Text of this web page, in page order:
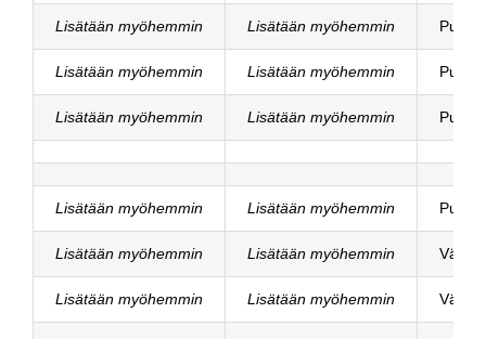
Lisätään myöhemmin Lisätään myöhemmin
Lisätään myöhemmin Lisätään myöhemmin
Lisätään myöhemmin Lisätään myöhemmin
Lisätään myöhemmin Lisätään myöhemmin
Lisätään myöhemmin Lisätään myöhemmin
Lisätään myöhemmin Lisätään myöhemmin